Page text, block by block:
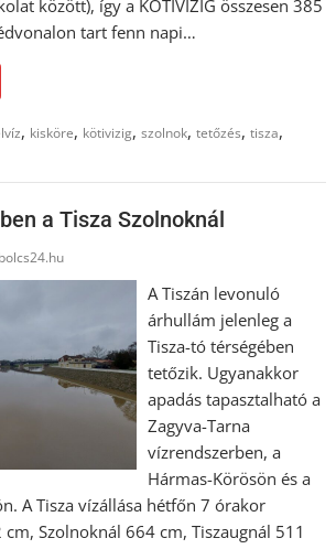
között), így a KÖTIVIZIG összesen 385
tart fenn napi…
, kisköre, kötivizig,szolnok,tetőzés,tisza,
a Tisza Szolnoknál
A Tiszán levonuló
árhullám jelenleg a
Tisza-tó térségében
tetőzik. Ugyanakkor
apadás tapasztalható a
Zagyva-Tarna
vízrendszerben, a
Hármas-Körösön és a
A Tisza vízállása hétfőn 7 órakor
Szolnoknál 664 cm, Tiszaugnál 511